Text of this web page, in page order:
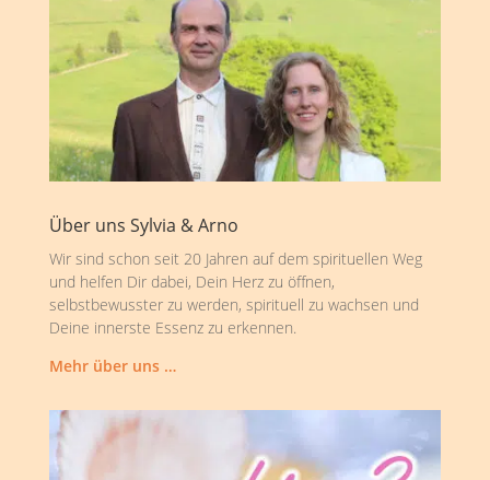
Über uns Sylvia & Arno
Wir sind schon seit 20 Jahren auf dem spirituellen Weg
und helfen Dir dabei, Dein Herz zu öffnen,
selbstbewusster zu werden, spirituell zu wachsen und
Deine innerste Essenz zu erkennen.
Mehr über uns …